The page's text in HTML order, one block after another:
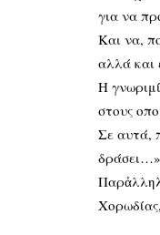
για να
Και να,
αλλά και
Η
στους
Σε αυτά,